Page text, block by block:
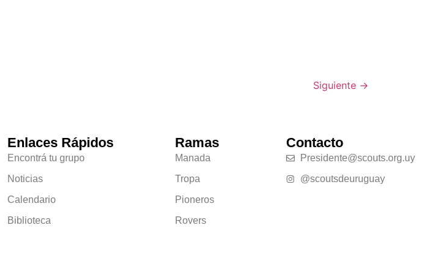
Siguiente →
Enlaces Rápidos
Encontrá tu grupo
Noticias
Calendario
Biblioteca
Ramas
Manada
Tropa
Pioneros
Rovers
Contacto
Presidente@scouts.org.uy
@scoutsdeuruguay